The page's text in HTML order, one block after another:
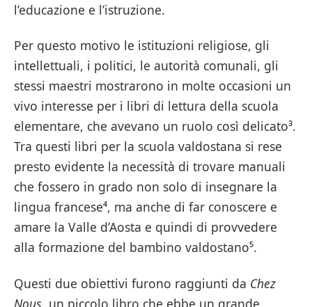
l’educazione e l’istruzione.
Per questo motivo le istituzioni religiose, gli
intellettuali, i politici, le autorità comunali, gli
stessi maestri mostrarono in molte occasioni un
vivo interesse per i libri di lettura della scuola
elementare, che avevano un ruolo così delicato³.
Tra questi libri per la scuola valdostana si rese
presto evidente la necessità di trovare manuali
che fossero in grado non solo di insegnare la
lingua francese⁴, ma anche di far conoscere e
amare la Valle d’Aosta e quindi di provvedere
alla formazione del bambino valdostano⁵.
Questi due obiettivi furono raggiunti da Chez
Nous, un piccolo libro che ebbe un grande